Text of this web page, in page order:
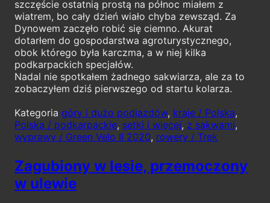
szczęście ostatnią prostą na północ miałem z
wiatrem, bo cały dzień wiało chyba zewsząd. Za
Dynowem zaczęło robić się ciemno. Akurat
dotarłem do gospodarstwa agroturystycznego,
obok którego była karczma, a w niej kilka
podkarpackich specjałów.
Nadal nie spotkałem żadnego sakwiarza, ale za to
zobaczyłem dziś pierwszego od startu kolarza.
Kategoria góry i dużo podjazdów, kraje / Polska,
Polska / podkarpackie, setki i więcej, z sakwami,
wyprawy / Green Velo II 2020, rowery / Trek
Zagubiony w lesie, przemoczony
w ulewie